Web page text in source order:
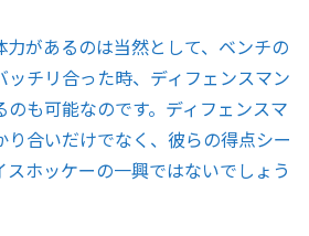
があるのは当然として、ベンチの
チリ合った時、ディフェンスマン
も可能なのです。ディフェンスマ
り合いだけでなく、彼らの得点シー
ホッケーの一興ではないでしょう